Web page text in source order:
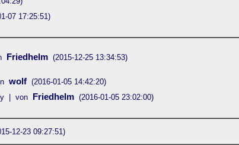
07 17:25:51)
Friedhelm (2015-12-25 13:34:53)
wolf (2016-01-05 14:42:20)
| von Friedhelm (2016-01-05 23:02:00)
12-23 09:27:51)